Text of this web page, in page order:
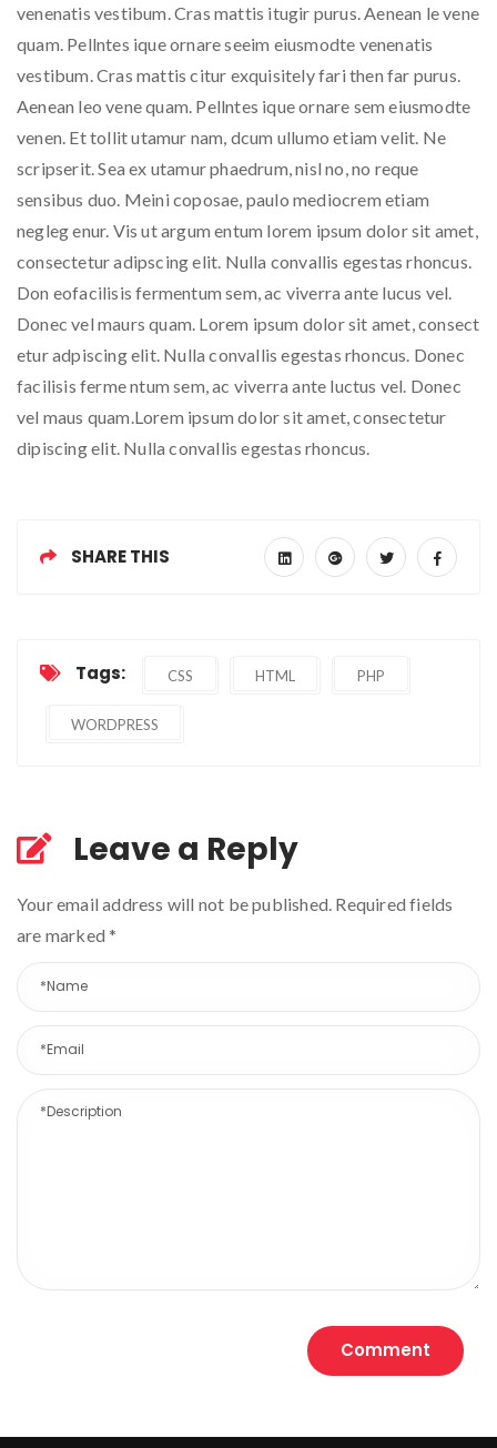
venenatis vestibum. Cras mattis itugir purus. Aenean le vene
quam. Pellntes ique ornare seeim eiusmodte venenatis
vestibum. Cras mattis citur exquisitely fari then far purus.
Aenean leo vene quam. Pellntes ique ornare sem eiusmodte
venen. Et tollit utamur nam, dcum ullumo etiam velit. Ne
scripserit. Sea ex utamur phaedrum, nisl no, no reque
sensibus duo. Meini coposae, paulo mediocrem etiam
negleg enur. Vis ut argum entum lorem ipsum dolor sit amet,
consectetur adipscing elit. Nulla convallis egestas rhoncus.
Don eofacilisis fermentum sem, ac viverra ante lucus vel.
Donec vel maurs quam. Lorem ipsum dolor sit amet, consect
etur adpiscing elit. Nulla convallis egestas rhoncus. Donec
facilisis ferme ntum sem, ac viverra ante luctus vel. Donec
vel maus quam.Lorem ipsum dolor sit amet, consectetur
dipiscing elit. Nulla convallis egestas rhoncus.
SHARE THIS
Tags: CSS HTML PHP
WORDPRESS
Leave a Reply
Your email address will not be published. Required fields
are marked*